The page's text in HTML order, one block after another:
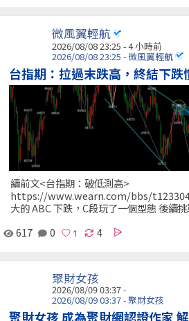
微風翼輕航
2026/08/08 23:25 -4 小時前
2026/08/08 23:25 - 微風翼輕航
台指期：拉過末跌高，終結下跌
續前文<台指期：破低測高>
https://www.wearn.com/bbs/
大的 ABC 下跌，C段玩了一個型態 後續
617
0 4
聚財女孩
2026/08/09 03:37 -
2026/08/09 03:37 - 聚財女孩
聚財女孩 成為聚財網認證作家